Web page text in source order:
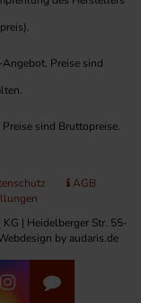
Preise sind
sind Bruttopreise.
AGB
| Heidelberger Str. 55-
by audaris.de